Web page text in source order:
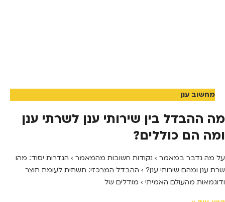
מחשוב ענן
מה ההבדל בין שירותי ענן לשרתי ענן
ומה הם כוללים?
על מה נדבר במאמר › נקודות חשובות מהמאמר › הגדרות יסוד: מהו
שרת ענן ומהם שירותי ענן? › ההבדל המרכזי: תשתית לעומת תוצר
ודוגמאות מהעולם האמיתי › מודלים של